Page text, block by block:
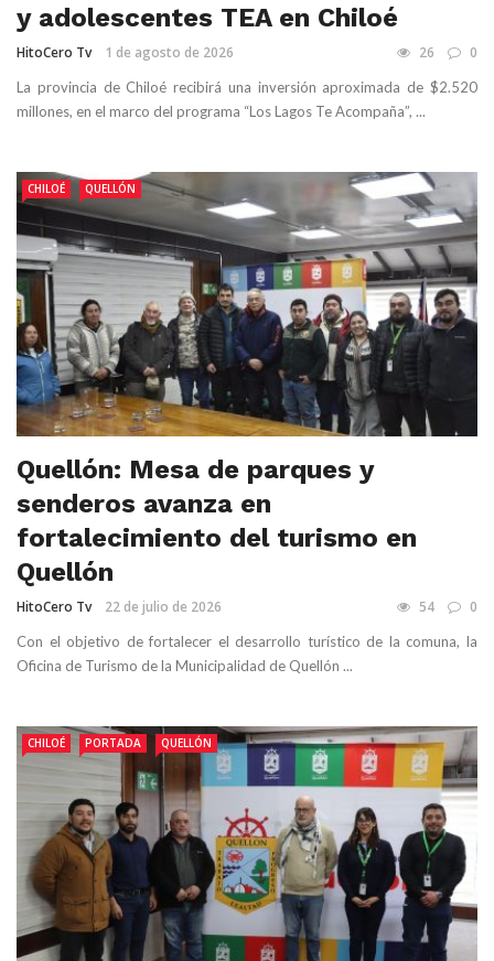
y adolescentes TEA en Chiloé
HitoCero Tv 1 de agosto de 2026 26 0
La provincia de Chiloé recibirá una inversión aproximada de $2.520
millones, en el marco del programa “Los Lagos Te Acompaña”, ...
CHILOÉ QUELLÓN
Quellón: Mesa de parques y
senderos avanza en
fortalecimiento del turismo en
Quellón
HitoCero Tv 22 de julio de 2026 54 0
Con el objetivo de fortalecer el desarrollo turístico de la comuna, la
Oficina de Turismo de la Municipalidad de Quellón ...
CHILOÉ PORTADA QUELLÓN